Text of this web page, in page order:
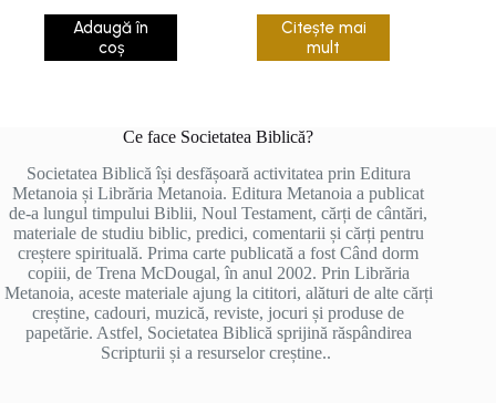
flexibila)
Adaugă în
coș
Citește mai
mult
Ce face Societatea Biblică?
Societatea Biblică își desfășoară activitatea prin Editura
Metanoia și Librăria Metanoia. Editura Metanoia a publicat
de-a lungul timpului Biblii, Noul Testament, cărți de cântări,
materiale de studiu biblic, predici, comentarii și cărți pentru
creștere spirituală. Prima carte publicată a fost Când dorm
copiii, de Trena McDougal, în anul 2002. Prin Librăria
Metanoia, aceste materiale ajung la cititori, alături de alte cărți
creștine, cadouri, muzică, reviste, jocuri și produse de
papetărie. Astfel, Societatea Biblică sprijină răspândirea
Scripturii și a resurselor creștine..